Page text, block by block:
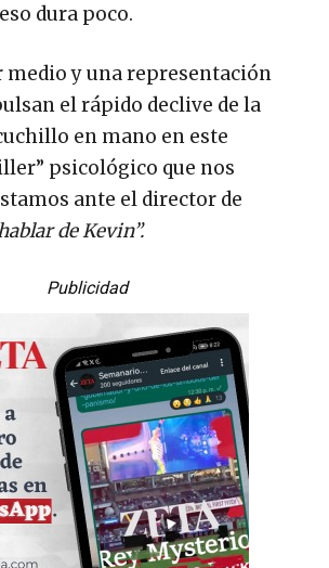
dura poco.
medio y una representación
el rápido declive de la
en mano en este
psicológico que nos
ante el director de
de Kevin”.
Publicidad